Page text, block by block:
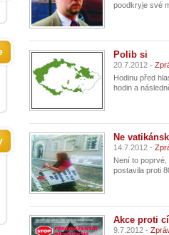
poodkryje své
Polib si
20.7.2012 -
Hodinu před
hodin a
Ne
14.7.2012 -
Není to
postavila proti
Akce proti
9.7.2012 -